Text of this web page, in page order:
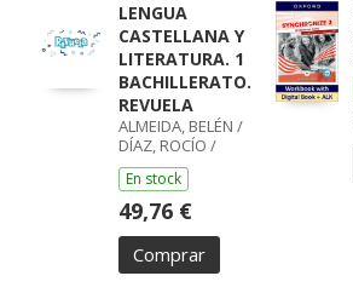
LENGUA
CASTELLANA Y
LITERATURA. 1
BACHILLERATO.
REVUELA
ALMEIDA, BELÉN /
DÍAZ, ROCÍO /
GUMIEL, SILVIA /
PÉREZ, ISABEL /
BOYANO,
RICARDO / LODÍN,
PATRICIA /
ZUBICOA
ARRAIZA, MARÍA /
En stock
49,76 €
Comprar